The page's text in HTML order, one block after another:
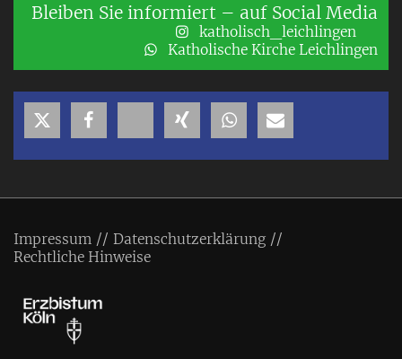
Bleiben Sie informiert – auf Social Media
katholisch_leichlingen
Katholische Kirche Leichlingen
Impressum
Datenschutzerklärung
Rechtliche Hinweise